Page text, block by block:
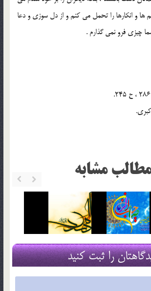
ها و انکارها را تحمل مي کنم و از دل سوزي و دعا
چيزي فرو نمي گذارم .
مطالب مشابه
را ثبت کنید